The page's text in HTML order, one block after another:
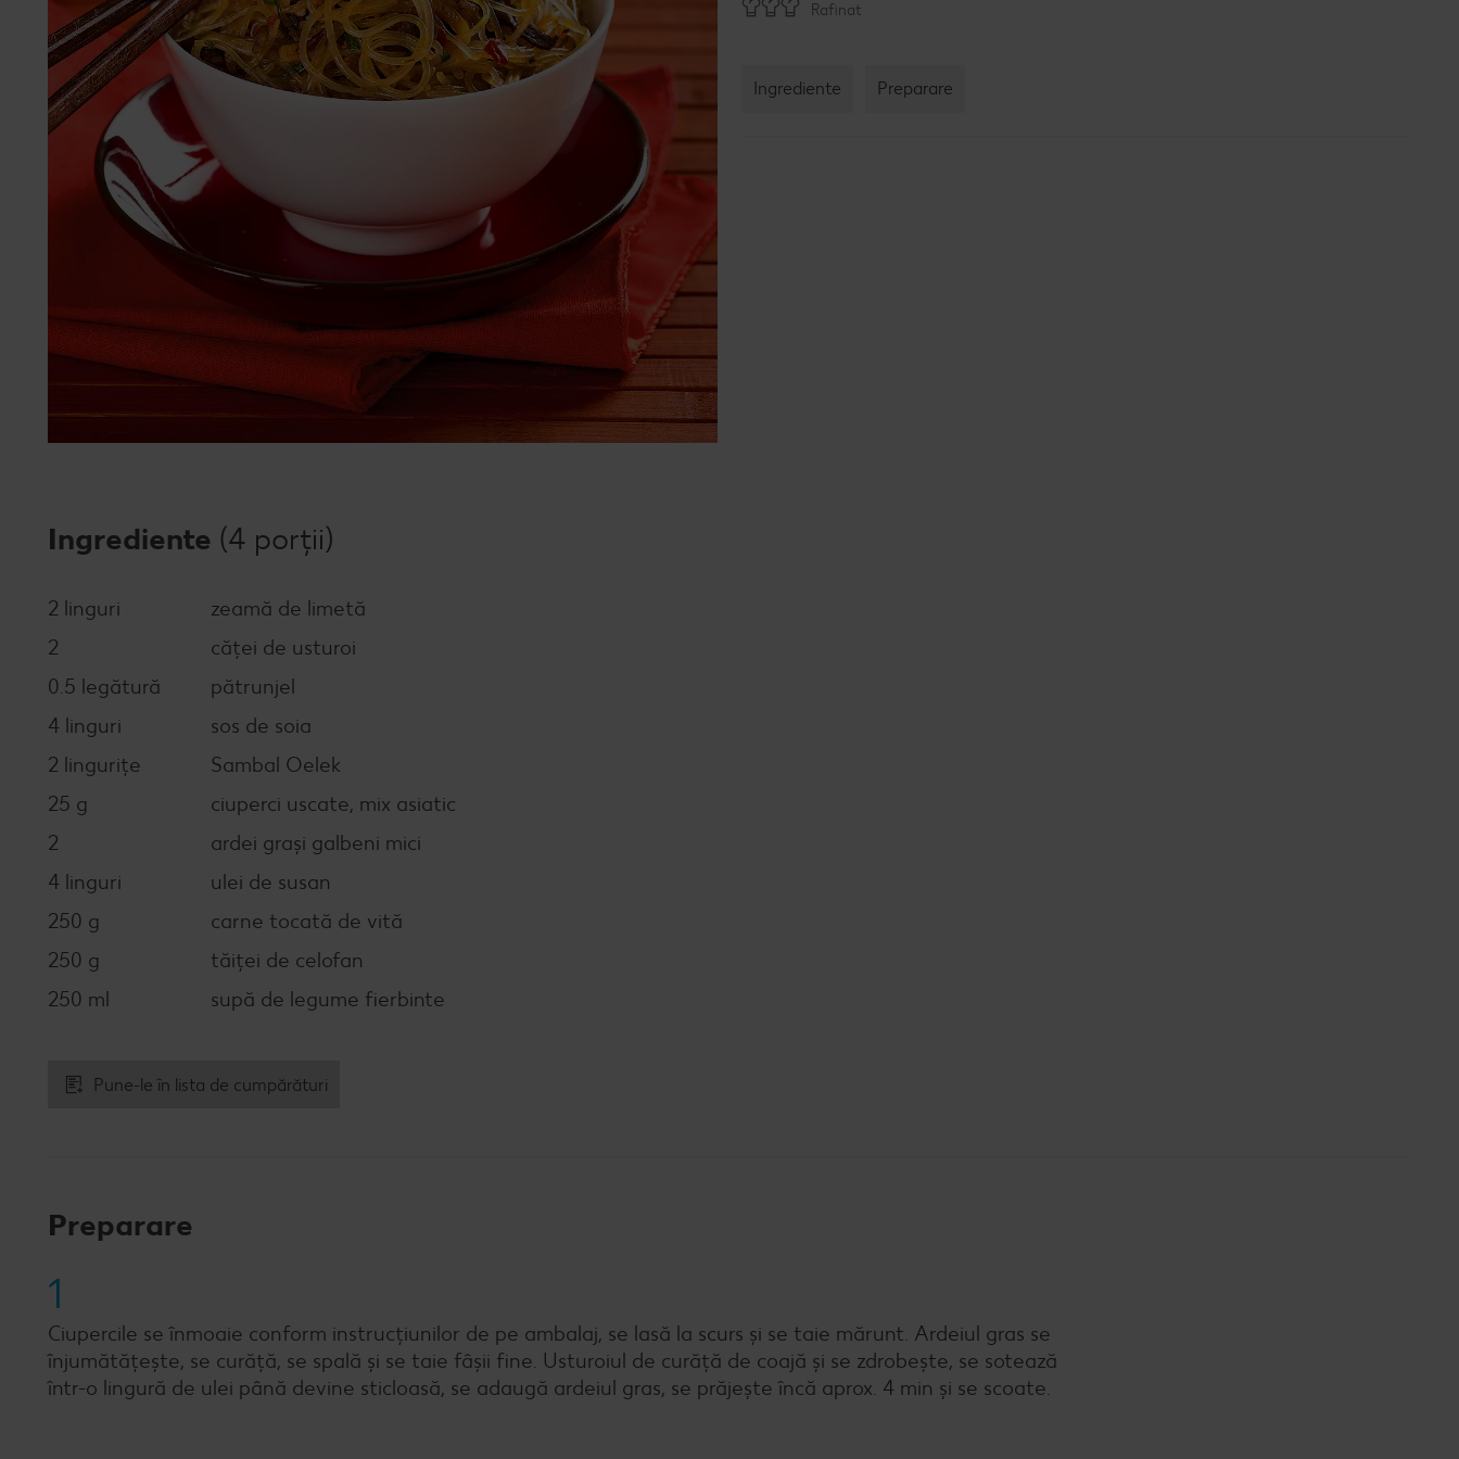
Rafinat
Ingrediente Preparare
Ingrediente (4 porții)
2 linguri
zeamă de limetă
2
căței de usturoi
0.5 legătură
pătrunjel
4 linguri
sos de soia
2 lingurițe
Sambal Oelek
25 g
ciuperci uscate, mix asiatic
2
ardei grași galbeni mici
4 linguri
ulei de susan
250 g
carne tocată de vită
250 g
tăiței de celofan
250 ml
supă de legume fierbinte
Pune-le în lista de cumpărături
Preparare
1
Ciupercile se înmoaie conform instrucțiunilor de pe ambalaj, se lasă la scurs și se taie mărunt. Ardeiul gras se
înjumătățește, se curăță, se spală și se taie fâșii fine. Usturoiul de curăță de coajă și se zdrobește, se sotează
într-o lingură de ulei până devine sticloasă, se adaugă ardeiul gras, se prăjește încă aprox. 4 min și se scoate.